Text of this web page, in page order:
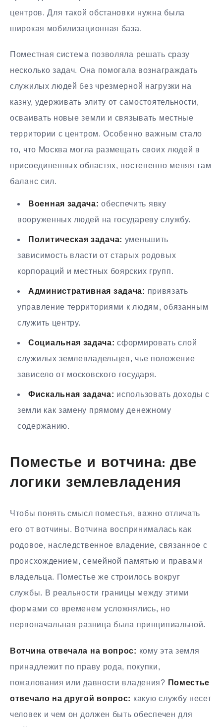
центров. Для такой обстановки нужна была
широкая мобилизационная база.
Поместная система позволяла решать сразу
несколько задач. Она помогала вознаграждать
служилых людей без чрезмерной нагрузки на
казну, удерживать элиту от самостоятельности,
осваивать новые земли и связывать местные
территории с центром. Особенно важным стало
то, что Москва могла размещать своих людей в
присоединенных областях, постепенно меняя там
баланс сил.
Военная задача: обеспечить явку
вооруженных людей на государеву службу.
Политическая задача: уменьшить
зависимость власти от старых родовых
корпораций и местных боярских групп.
Административная задача: привязать
управление территориями к людям, обязанным
служить центру.
Социальная задача: сформировать слой
служилых землевладельцев, чье положение
зависело от московского государя.
Фискальная задача: использовать доходы с
земли как замену прямому денежному
содержанию.
Поместье и вотчина: две
логики землевладения
Чтобы понять смысл поместья, важно отличать
его от вотчины. Вотчина воспринималась как
родовое, наследственное владение, связанное с
происхождением, семейной памятью и правами
владельца. Поместье же строилось вокруг
службы. В реальности границы между этими
формами со временем усложнялись, но
первоначальная разница была принципиальной.
Вотчина отвечала на вопрос: кому эта земля
принадлежит по праву рода, покупки,
пожалования или давности владения? Поместье
отвечало на другой вопрос: какую службу несет
человек и чем он должен быть обеспечен для